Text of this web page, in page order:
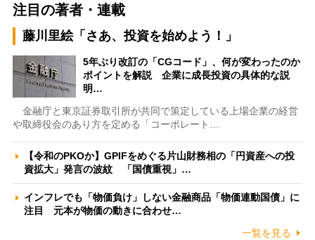
注目の著者・連載
藤川里絵「さあ、投資を始めよう！」
5年ぶり改訂の「CGコード」、何が変わったのか
ポイントを解説 企業に成長投資の具体的な説
明…
金融庁と東京証券取引所が共同で策定している上場企業の経営
や取締役会のあり方を定める「コーポレート…
【令和のPKOか】GPIFをめぐる片山財務相の「円資産への投
資拡大」発言の波紋 「国債重視」…
インフレでも「物価負け」しない金融商品「物価連動国債」に
注目 元本が物価の動きに合わせ…
一覧を見る